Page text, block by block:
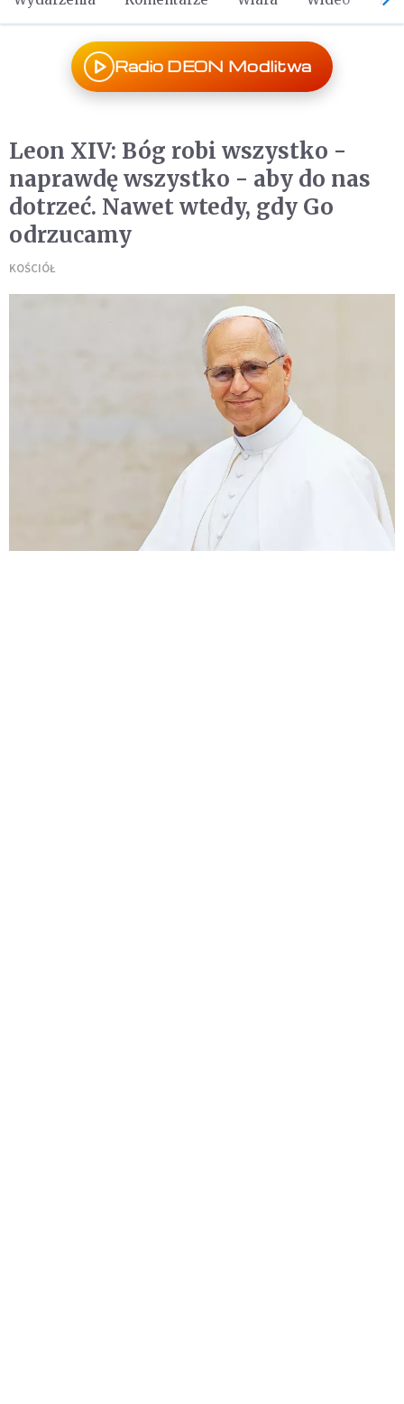
Radio DEON Modlitwa
Leon XIV: Bóg robi wszystko -
naprawdę wszystko - aby do nas
dotrzeć. Nawet wtedy, gdy Go
odrzucamy
KOŚCIÓŁ